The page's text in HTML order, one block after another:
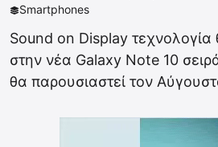
Smartphones
Sound on Display
στην νέα Galaxy Note 10
θα παρουσιαστεί τον